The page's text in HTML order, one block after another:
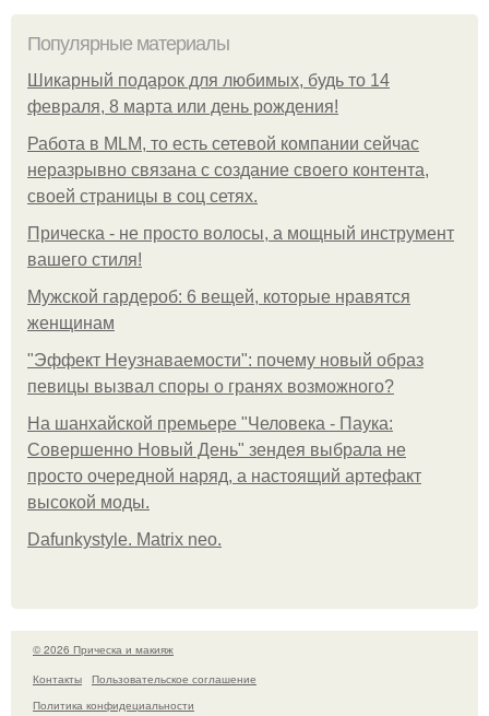
Популярные материалы
Шикарный подарок для любимых, будь то 14
февраля, 8 марта или день рождения!
Работа в MLM, то есть сетевой компании сейчас
неразрывно связана с создание своего контента,
своей страницы в соц сетях.
Прическа - не просто волосы, а мощный инструмент
вашего стиля!
Мужской гардероб: 6 вещей, которые нравятся
женщинам
"Эффект Неузнаваемости": почему новый образ
певицы вызвал споры о гранях возможного?
На шанхайской премьере "Человека - Паука:
Совершенно Новый День" зендея выбрала не
просто очередной наряд, а настоящий артефакт
высокой моды.
Dafunkystyle. Matrix neo.
© 2026 Прическа и макияж
Контакты
Пользовательское соглашение
Политика конфидециальности